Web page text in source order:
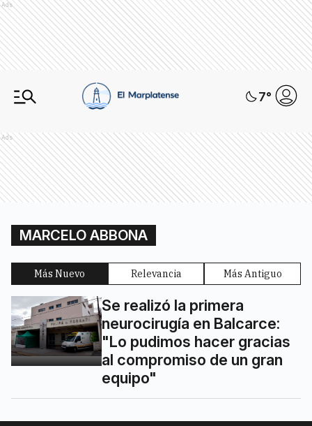
Ads
7°
Ads
MARCELO ABBONA
Más Nuevo Relevancia Más Antiguo
Se realizó la primera
neurocirugía en Balcarce:
"Lo pudimos hacer gracias
al compromiso de un gran
equipo"